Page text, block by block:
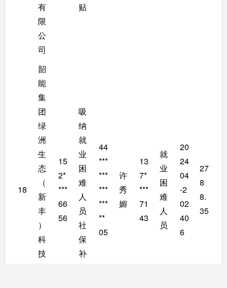
有
限
公
司
贴
18
韶
能
集
团
绿
洲
生
态
（
新
丰
）
科
技
15
2*
***
66
56
吸
纳
就
业
困
难
人
员
社
保
补
44
***
***
***
***
**
05
许
秀
媚
13
7*
***
71
43
就
业
困
难
人
员
20
24
04
-2
02
40
6
27
8
8.
35